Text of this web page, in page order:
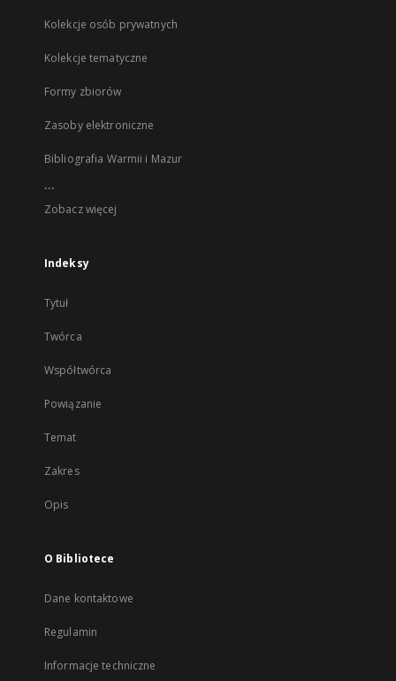
Kolekcje osób prywatnych
Kolekcje tematyczne
Formy zbiorów
Zasoby elektroniczne
Bibliografia Warmii i Mazur
...
Zobacz więcej
Indeksy
Tytuł
Twórca
Współtwórca
Powiązanie
Temat
Zakres
Opis
O Bibliotece
Dane kontaktowe
Regulamin
Informacje techniczne